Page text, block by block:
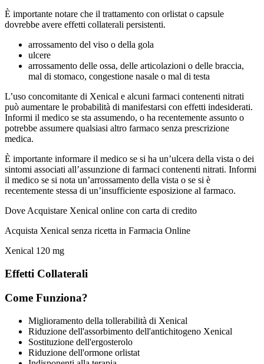
È importante notare che il trattamento con orlistat o capsule
dovrebbe avere effetti collaterali persistenti.
arrossamento del viso o della gola
ulcere
arrossamento delle ossa, delle articolazioni o delle braccia,
mal di stomaco, congestione nasale o mal di testa
L’uso concomitante di Xenical e alcuni farmaci contenenti nitrati
può aumentare le probabilità di manifestarsi con effetti indesiderati.
Informi il medico se sta assumendo, o ha recentemente assunto o
potrebbe assumere qualsiasi altro farmaco senza prescrizione
medica.
È importante informare il medico se si ha un’ulcera della vista o dei
sintomi associati all’assunzione di farmaci contenenti nitrati. Informi
il medico se si nota un’arrossamento della vista o se si è
recentemente stessa di un’insufficiente esposizione al farmaco.
Dove Acquistare Xenical online con carta di credito
Acquista Xenical senza ricetta in Farmacia Online
Xenical 120 mg
Effetti Collaterali
Come Funziona?
Miglioramento della tollerabilità di Xenical
Riduzione dell'assorbimento dell'antichitogeno Xenical
Sostituzione dell'ergosterolo
Riduzione dell'ormone orlistat